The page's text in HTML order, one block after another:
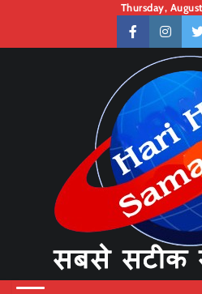
content
Thursday,
facebook